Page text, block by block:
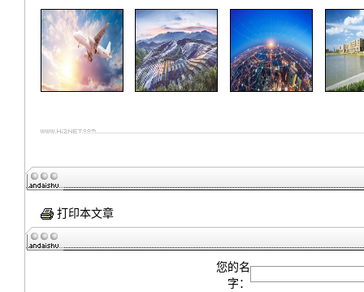
打印本文章
您的名
字：